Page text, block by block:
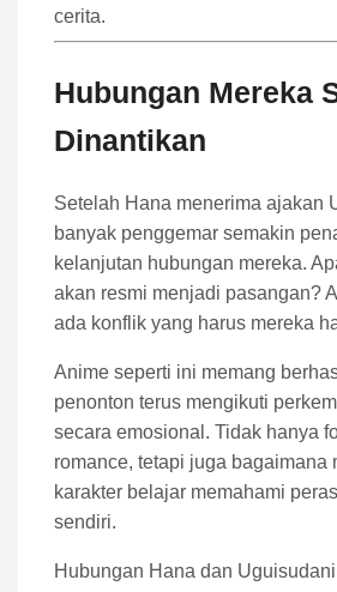
cerita.
Hubungan Mereka
Dinantikan
Setelah Hana menerima ajakan
banyak penggemar semakin
kelanjutan hubungan mereka.
akan resmi menjadi pasangan?
ada konflik yang harus mereka
Anime seperti ini memang
penonton terus mengikuti
secara emosional. Tidak hanya
romance, tetapi juga bagaimana
karakter belajar memahami
sendiri.
Hubungan Hana dan